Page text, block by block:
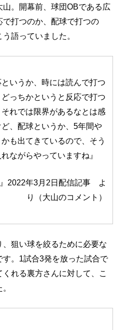
。開幕前、球団OBである広
打つのか、配球で打つの
語っていました。
いうか、時には読んで打つ
っちかというと反応で打つ
れでは限界があるなとは感
、配球というか、5年間や
も出てきているので、そう
ながらやっていますね』
2022年3月2日配信記事 よ
り（大山のコメント）
狙い球を絞るために必要な
。1試合3発を放った試合で
れる裏方さんに対して、こ